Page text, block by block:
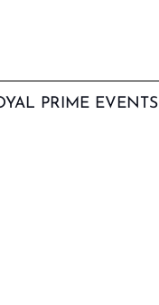
PRIME EVENTS